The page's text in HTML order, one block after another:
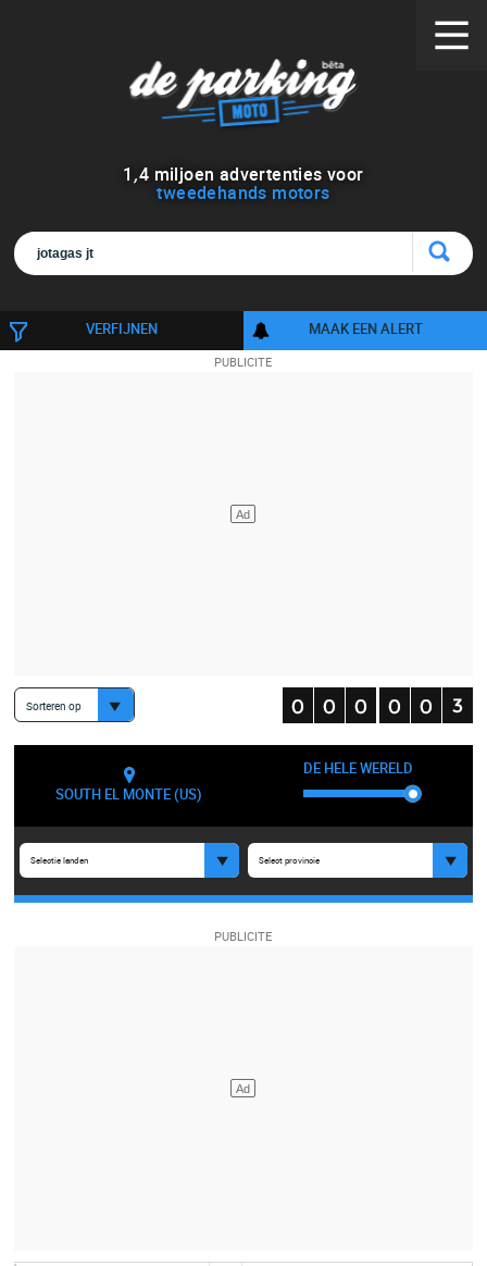
1 ,4 miljoen advertenties voor
tweedehands motors
VERFIJNEN MAAK EEN ALERT
Sorteren op
SOUTH EL MONTE (US)
DE HELE WERELD
Selectie landen Select provincie